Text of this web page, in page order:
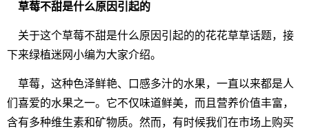
草莓不甜是什么原因引起的
关于这个草莓不甜是什么原因引起的的花花草草话题，接
下来绿植迷网小编为大家介绍。
草莓，这种色泽鲜艳、口感多汁的水果，一直以来都是人
们喜爱的水果之一。它不仅味道鲜美，而且营养价值丰富，
含有多种维生素和矿物质。然而，有时候我们在市场上购买